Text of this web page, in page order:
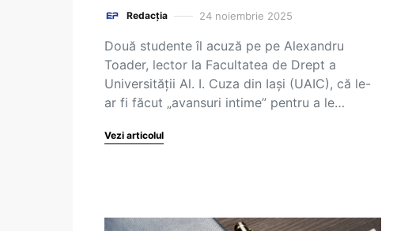
Redacția 24 noiembrie 2025
Două studente îl acuză pe pe Alexandru
Toader, lector la Facultatea de Drept a
Universității Al. I. Cuza din Iași (UAIC), că le-
ar fi făcut „avansuri intime” pentru a le…
Vezi articolul